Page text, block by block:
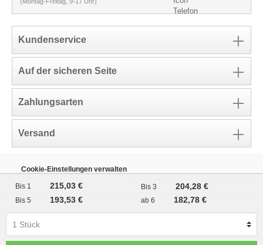
Bis 1 215,03 € Bis 3 204,28 €
Bis 5 193,53 € ab 6 182,78 €
Kundenservice
Auf der sicheren Seite
Zahlungsarten
Versand
Cookie-Einstellungen verwalten
** Der Kunde erhielt für seine Bewertung einen Rabattcode über
10% für seinen nächsten Einkauf.
Hinweis: Alle genannten Markennamen und Bezeichnungen sind
eingetragene Warenzeichen ihrer Eigentümer.
Die aufgeführten Markennamen und Bezeichnungen auf unseren
Produkte.